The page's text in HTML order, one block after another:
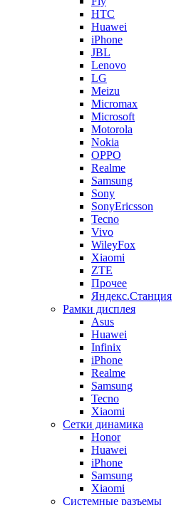
HTC
Huawei
iPhone
JBL
Lenovo
LG
Meizu
Micromax
Microsoft
Motorola
Nokia
OPPO
Realme
Samsung
Sony
SonyEricsson
Tecno
Vivo
WileyFox
Xiaomi
ZTE
Прочее
Яндекс.Станция
Рамки дисплея
Asus
Huawei
Infinix
iPhone
Realme
Samsung
Tecno
Xiaomi
Сетки динамика
Honor
Huawei
iPhone
Samsung
Xiaomi
Системные разъемы